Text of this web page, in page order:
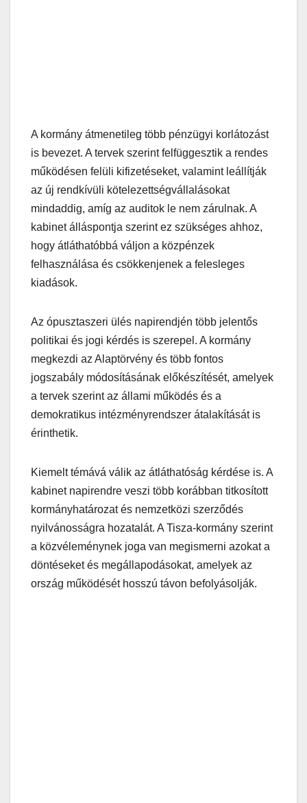
A kormány átmenetileg több pénzügyi korlátozást
is bevezet. A tervek szerint felfüggesztik a rendes
működésen felüli kifizetéseket, valamint leállítják
az új rendkívüli kötelezettségvállalásokat
mindaddig, amíg az auditok le nem zárulnak. A
kabinet álláspontja szerint ez szükséges ahhoz,
hogy átláthatóbbá váljon a közpénzek
felhasználása és csökkenjenek a felesleges
kiadások.
Az ópusztaszeri ülés napirendjén több jelentős
politikai és jogi kérdés is szerepel. A kormány
megkezdi az Alaptörvény és több fontos
jogszabály módosításának előkészítését, amelyek
a tervek szerint az állami működés és a
demokratikus intézményrendszer átalakítását is
érinthetik.
Kiemelt témává válik az átláthatóság kérdése is. A
kabinet napirendre veszi több korábban titkosított
kormányhatározat és nemzetközi szerződés
nyilvánosságra hozatalát. A Tisza-kormány szerint
a közvéleménynek joga van megismerni azokat a
döntéseket és megállapodásokat, amelyek az
ország működését hosszú távon befolyásolják.